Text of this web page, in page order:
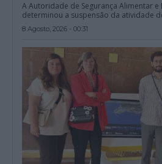
A Autoridade de Segurança Alimentar e
determinou a suspensão da atividade
8 Agosto, 2026 - 00:31